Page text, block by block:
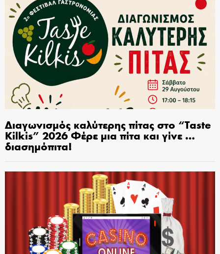
Διαγωνισμός καλύτερης πίτας στο “Taste
Kilkis” 2026 Φέρε μια πίτα και γίνε …
διασημόπιτα!